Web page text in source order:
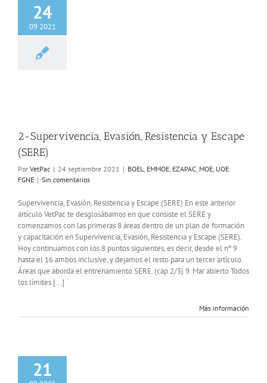
24
09 2021
Evasión,
y Escape
2-Supervivencia, Evasión, Resistencia y Escape
(SERE)
Por VetPac | 24 septiembre 2021 | BOEL, EMMOE, EZAPAC, MOE, UOE
FGNE | Sin comentarios
Supervivencia, Evasión, Resistencia y Escape (SERE) En este anterior
artículo VetPac te desglosábamos en que consiste el SERE y
comenzamos con las primeras 8 áreas dentro de un plan de formación
y capacitación en Supervivencia, Evasión, Resistencia y Escape (SERE).
Hoy continuamos con los 8 puntos siguientes, es decir, desde el nº 9
hasta el 16 ambos inclusive, y dejamos el resto para un tercer artículo.
Áreas que aborda el entrenamiento SERE. (cap 2/3) 9. Mar abierto Todos
los límites [...]
Más información
21